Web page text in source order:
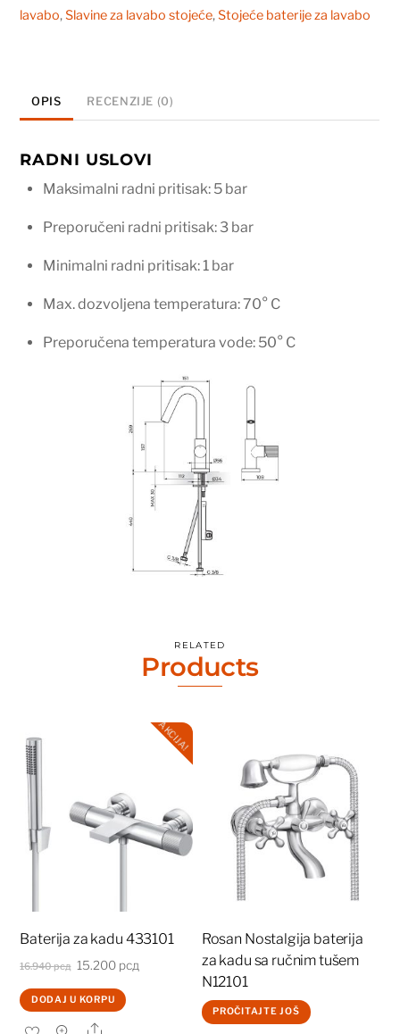
količina
lavabo,Slavine za lavabo stojeće,Stojeće baterije za lavabo
OPIS RECENZIJE (0)
RADNI USLOVI
Maksimalni radni pritisak: 5 bar
Preporučeni radni pritisak: 3 bar
Minimalni radni pritisak: 1 bar
Max. dozvoljena temperatura: 70° C
Preporučena temperatura vode: 50° C
RELATED
Products
AKCIJA!
Baterija za kadu 433101
16.940рсд Originalna
cena
je
15.200 рсдTrenutna
DODAJ U KORPU
Share
Rosan Nostalgija baterija
za kadu sa ručnim tušem
N12101
PROČITAJTE JOŠ